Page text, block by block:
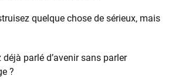
quelque chose de sérieux, mais
parlé d’avenir sans parler
?